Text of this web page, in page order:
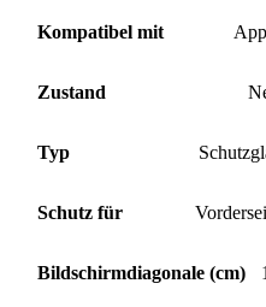
Kompatibel mit
Zustand
Typ
Schutz für
Bildschirmdiagonale (cm)